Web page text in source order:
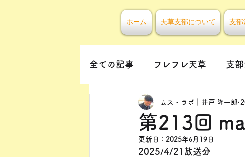
ホーム 天草支部について 支部
全ての記事 フレフレ天草 支
第213回
ムス・ラボ｜井戸 隆一郎
更新日： 2025年6月19日
2025/4/21放送分